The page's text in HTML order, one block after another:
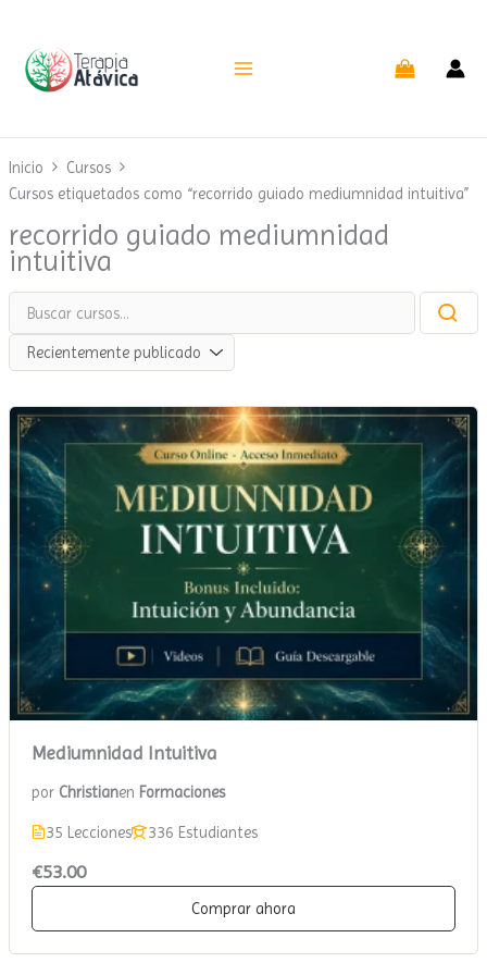
contenido
Inicio
Cursos
Cursos etiquetados como “recorrido guiado mediumnidad intuitiva”
recorrido guiado mediumnidad
intuitiva
Mediumnidad Intuitiva
por Christianen Formaciones
35 Lecciones 336 Estudiantes
€53.00
Comprar ahora